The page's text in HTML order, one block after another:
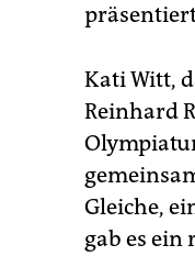
Kati Witt,
Reinhard
Gleiche,
gab es